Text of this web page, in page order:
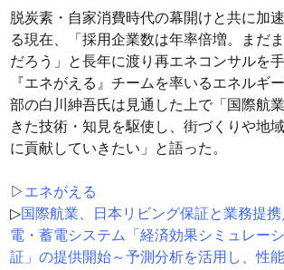
脱炭素・自家消費時代の幕開けと共に加
る現在、「採用企業数は年率倍増。まだ
だろう」と長年に渡り再エネコンサルを手
『エネがえる』チームを率いるエネルギ
部の白川紳吾氏は見通した上で「国際航
きた技術・知見を駆使し、街づくりや地
に貢献していきたい」と語った。
▷ エネがえる
▷国際航業、日本リビング保証と業務提
電・蓄電システム「経済効果シミュレー
証」の提供開始～予測分析を活用し、性